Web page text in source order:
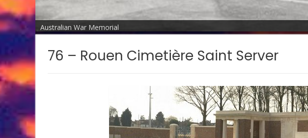
Australian War Memorial
76 – Rouen Cimetière Saint Server